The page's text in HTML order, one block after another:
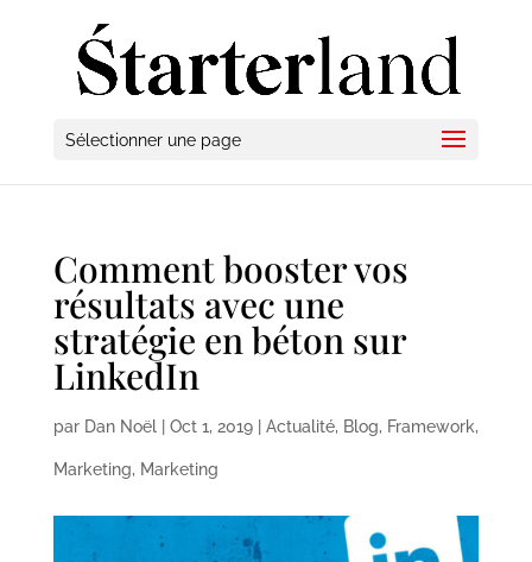
Sélectionner une page
Comment booster vos
résultats avec une
stratégie en béton sur
LinkedIn
par Dan Noël| Oct 1, 2019| Actualité, Blog, Framework,
Marketing, Marketing